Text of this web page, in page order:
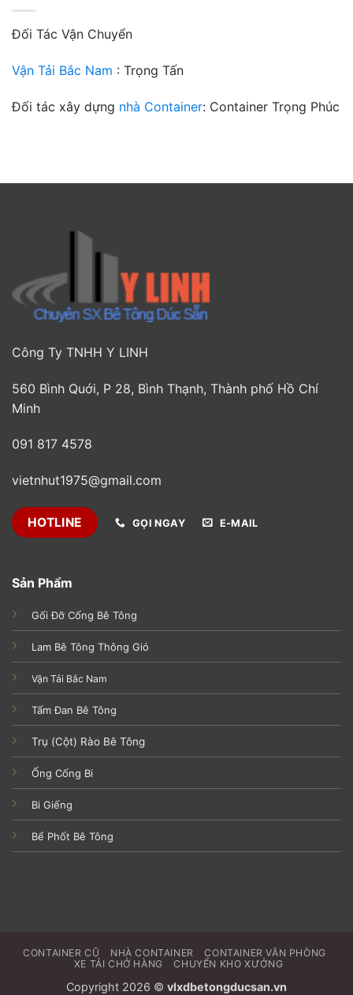
đường
Đối Tác Vận Chuyển
Vận Tải Bắc Nam : Trọng Tấn
Đối tác xây dựng nhà Container: Container Trọng Phúc
Công Ty TNHH Y LINH
560 Bình Quới, P 28, Bình Thạnh, Thành phố Hồ Chí
Minh
091 817 4578
vietnhut1975@gmail.com
HOTLINE GỌI NGAY E-MAIL
Sản Phẩm
Gối Đỡ Cống Bê Tông
Lam Bê Tông Thông Gió
Vận Tải Bắc Nam
Tấm Đan Bê Tông
Trụ (Cột) Rào Bê Tông
Ống Cống Bi
Bi Giếng
Bể Phốt Bê Tông
CONTAINER CŨ NHÀ CONTAINER
CONTAINER VĂN PHÒNG
XE TẢI CHỞ HÀNG
CHUYỂN KHO XƯỞNG
Copyright 2026 © vlxdbetongducsan.vn